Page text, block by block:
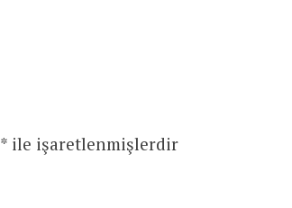
*ile işaretlenmişlerdir